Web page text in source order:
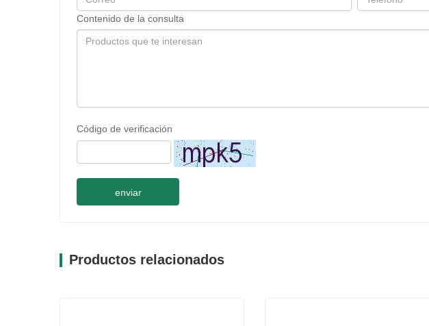
Contenido de la consulta
Código de verificación
enviar
Productos relacionados